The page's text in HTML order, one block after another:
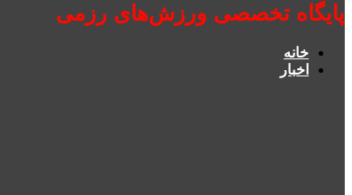
پایگاه تخصصی ورزش‌های رزمی
خانه
اخبار